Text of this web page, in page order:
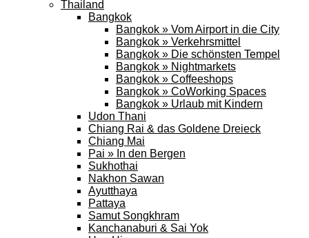
Thailand
Bangkok
Bangkok » Vom Airport in die City
Bangkok » Verkehrsmittel
Bangkok » Die schönsten Tempel
Bangkok » Nightmarkets
Bangkok » Coffeeshops
Bangkok » CoWorking Spaces
Bangkok » Urlaub mit Kindern
Udon Thani
Chiang Rai & das Goldene Dreieck
Chiang Mai
Pai » In den Bergen
Sukhothai
Nakhon Sawan
Ayutthaya
Pattaya
Samut Songkhram
Kanchanaburi & Sai Yok